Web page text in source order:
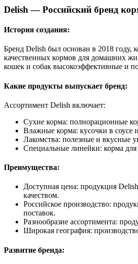
Delish — Российский бренд
История создания:
Бренд Delish был основан в 2018 году,
качественных кормов для домашних
кошек и собак высокоэффективные и
Какие продукты выпускает бренд:
Ассортимент Delish включает:
Сухие корма: полнорационные
Влажные корма: кусочки в соусе
Лакомства: полезные и вкусные
Специальные линейки: корма
Преимущества:
Доступная цена: продукция
качеством.
Российское производство:
поставок.
Разнообразие ассортимента:
Широкая география:
Развитие бренда: